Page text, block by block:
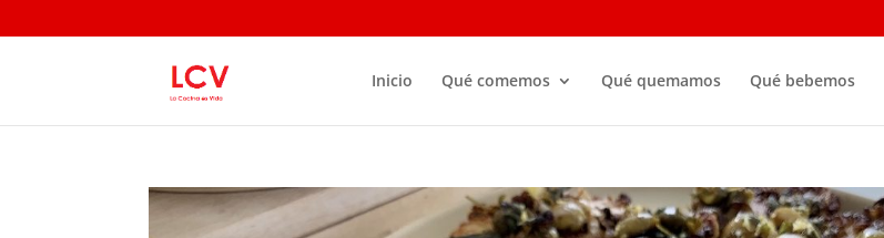
Inicio Qué comemos Qué quemamos Qué bebemos